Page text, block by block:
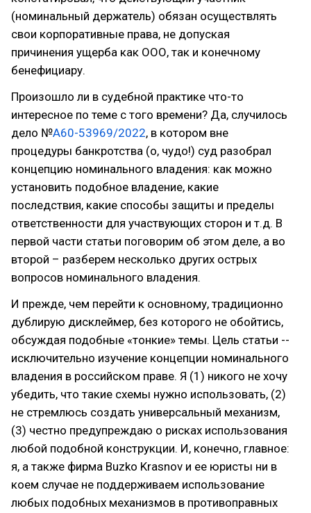
(номинальный держатель) обязан осуществлять
свои корпоративные права, не допуская
причинения ущерба как ООО, так и конечному
бенефициару.
Произошло ли в судебной практике что-то
интересное по теме с того времени? Да, случилось
дело №А60-53969/2022, в котором вне
процедуры банкротства (о, чудо!) суд разобрал
концепцию номинального владения: как можно
установить подобное владение, какие
последствия, какие способы защиты и пределы
ответственности для участвующих сторон и т.д. В
первой части статьи поговорим об этом деле, а во
второй – разберем несколько других острых
вопросов номинального владения.
И прежде, чем перейти к основному, традиционно
дублирую дисклеймер, без которого не обойтись,
обсуждая подобные «тонкие» темы. Цель статьи --
исключительно изучение концепции номинального
владения в российском праве. Я (1) никого не хочу
убедить, что такие схемы нужно использовать, (2)
не стремлюсь создать универсальный механизм,
(3) честно предупреждаю о рисках использования
любой подобной конструкции. И, конечно, главное:
я, а также фирма Buzko Krasnov и ее юристы ни в
коем случае не поддерживаем использование
любых подобных механизмов в противоправных